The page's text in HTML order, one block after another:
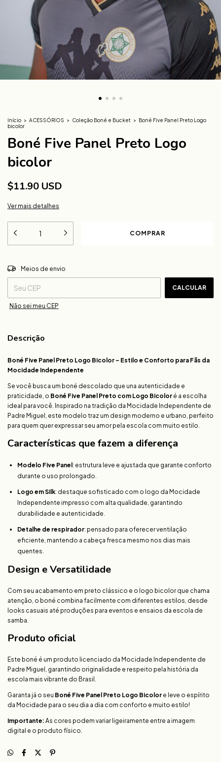
Início > ACESSÓRIOS > Coleção Boné e Bucket > Boné Five Panel Preto Logo
bicolor
Boné Five Panel Preto Logo
bicolor
$11.90 USD
Ver mais detalhes
Entregas para o CEP:
Meios de envio
CALCULAR
Não sei meu CEP
Descrição
Boné Five Panel Preto Logo Bicolor – Estilo e Conforto para Fãs da
Mocidade Independente
Se você busca um boné descolado que una autenticidade e
praticidade, o Boné Five Panel Preto com Logo Bicolor é a escolha
ideal para você. Inspirado na tradição da Mocidade Independente de
Padre Miguel, este modelo traz um design moderno e urbano, perfeito
para quem quer expressar seu amor pela escola com muito estilo.
Características que fazem a diferença
Modelo Five Panel : estrutura leve e ajustada que garante conforto
durante o uso prolongado.
Logo em Silk: destaque sofisticado com o logo da Mocidade
Independente impresso com alta qualidade, garantindo
durabilidade e autenticidade.
Detalhe de respirador: pensado para oferecer ventilação
eficiente, mantendo a cabeça fresca mesmo nos dias mais
quentes.
Design e Versatilidade
Com seu acabamento em preto clássico e o logo bicolor que chama
atenção, o boné combina facilmente com diferentes estilos, desde
looks casuais até produções para eventos e ensaios da escola de
samba.
Produto oficial
Este boné é um produto licenciado da Mocidade Independente de
Padre Miguel, garantindo originalidade e respeito pela história da
escola mais vibrante do Brasil.
Garanta já o seu Boné Five Panel Preto Logo Bicolor e leve o espírito
da Mocidade para o seu dia a dia com conforto e muito estilo!
Importante: As cores podem variar ligeiramente entre a imagem
digital e o produto físico.